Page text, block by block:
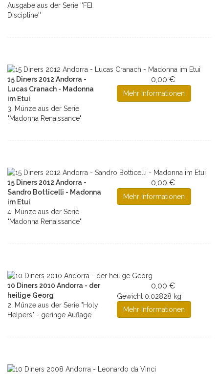
Ausgabe aus der Serie ''FEI
Discipline''
15 Diners 2012 Andorra -
Lucas Cranach - Madonna
im Etui
3. Münze aus der Serie
"Madonna Renaissance"
0,00 €
Mehr Informationen
15 Diners 2012 Andorra -
Sandro Botticelli - Madonna
im Etui
4. Münze aus der Serie
"Madonna Renaissance"
0,00 €
Mehr Informationen
10 Diners 2010 Andorra - der
heilige Georg
2. Münze aus der Serie "Holy
Helpers" - geringe Auflage
0,00 €
Gewicht 0.02828 kg
Mehr Informationen